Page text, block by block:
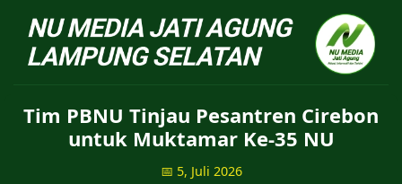
NU Jatiagung - Situs
Tim PBNU Tinjau Pesantren Cirebon
untuk Muktamar Ke-35 NU
📅 5, Juli 2026